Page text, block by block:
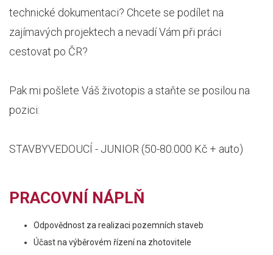
technické dokumentaci? Chcete se podílet na
zajímavých projektech a nevadí Vám při práci
cestovat po ČR?
Pak mi pošlete Váš životopis a staňte se posilou na
pozici:
STAVBYVEDOUCÍ - JUNIOR (50-80.000 Kč + auto)
PRACOVNÍ NÁPLŇ
Odpovědnost za realizaci pozemních staveb
Účast na výběrovém řízení na zhotovitele